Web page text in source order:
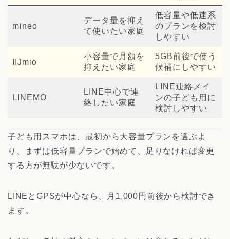
mineo
データ量を抑え
て使いたい家庭
低容量や低速系
のプランを検討
しやすい
IIJmio
小容量で月額を
抑えたい家庭
5GB前後で使う
候補にしやすい
LINEMO
LINE中心で連
絡したい家庭
LINE連絡メイ
ンの子ども用に
検討しやすい
子ども用スマホは、最初から大容量プランを選ぶよ
り、まずは低容量プランで始めて、足りなければ変更
する方が無駄が少ないです。
LINEとGPSが中心なら、月1,000円前後から検討でき
ます。